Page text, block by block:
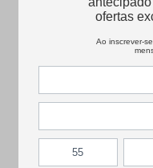
205,90
Comprar